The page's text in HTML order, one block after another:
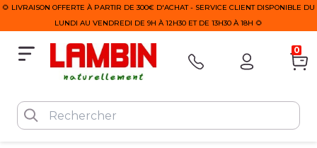
🌻 LIVRAISON OFFERTE À PARTIR DE 300€ D'ACHAT - SERVICE CLIENT DISPONIBLE DU
LUNDI AU VENDREDI DE 9H À 12H30 ET DE 13H30 À 18H 🌻
0